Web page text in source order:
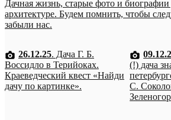
Дачная жизнь, старые фото и биографии
архитектуре. Будем помнить, чтобы
забыли нас.
26.12.25. Дача Г. Б.
Воссидло в Терийоках.
Краеведческий квест «Найди
дачу по картинке».
(!) дача
С.